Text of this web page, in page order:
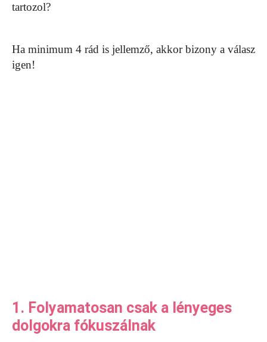
tartozol?
Ha minimum 4 rád is jellemző, akkor bizony a válasz
igen!
1. Folyamatosan csak a lényeges
dolgokra fókuszálnak